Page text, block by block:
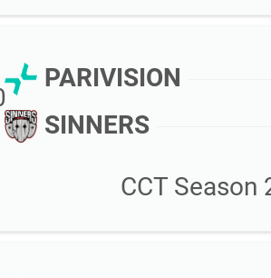
PARIVISION
SINNERS
CCT Season